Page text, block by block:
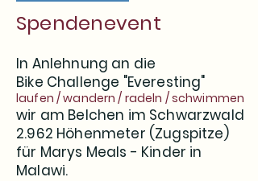
Spendenevent
In Anlehnung an die
Bike Challenge "Everesting"
laufen / wandern / radeln / schwimmen
wir am Belchen im Schwarzwald
2.962 Höhenmeter (Zugspitze)
für Marys Meals - Kinder in
Malawi.